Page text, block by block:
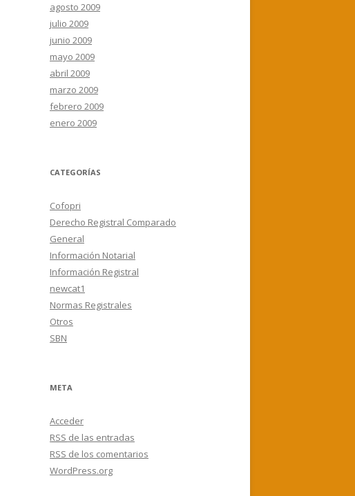
agosto 2009
julio 2009
junio 2009
mayo 2009
abril 2009
marzo 2009
febrero 2009
enero 2009
CATEGORÍAS
Cofopri
Derecho Registral Comparado
General
Información Notarial
Información Registral
newcat1
Normas Registrales
Otros
SBN
META
Acceder
RSS de las entradas
RSS de los comentarios
WordPress.org